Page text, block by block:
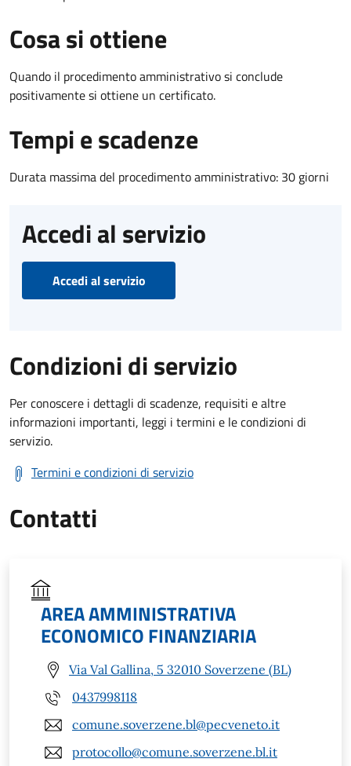
Cosa si ottiene
Quando il procedimento amministrativo si conclude
positivamente si ottiene un certificato.
Tempi e scadenze
Durata massima del procedimento amministrativo: 30 giorni
Accedi al servizio
Accedi al servizio
Condizioni di servizio
Per conoscere i dettagli di scadenze, requisiti e altre
informazioni importanti, leggi i termini e le condizioni di
servizio.
Termini e condizioni di servizio
Contatti
AREA AMMINISTRATIVA
ECONOMICO FINANZIARIA
Via Val Gallina, 5 32010 Soverzene (BL)
0437998118
comune.soverzene.bl@pecveneto.it
protocollo@comune.soverzene.bl.it